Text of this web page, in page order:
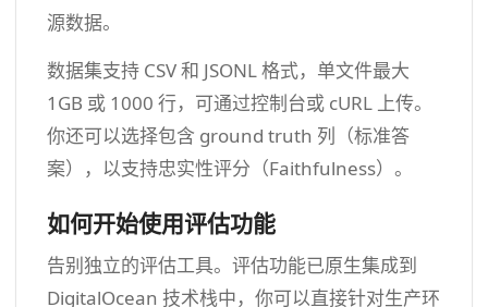
源数据。
数据集支持 CSV 和 JSONL 格式，单文件最大
1GB 或 1000 行，可通过控制台或 cURL 上传。
你还可以选择包含 ground truth 列（标准答
案），以支持忠实性评分（Faithfulness）。
如何开始使用评估功能
告别独立的评估工具。评估功能已原生集成到
DigitalOcean 技术栈中，你可以直接针对生产环